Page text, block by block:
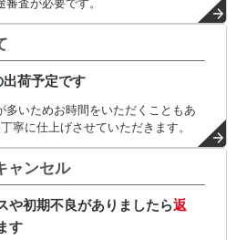
査が必要です。
出荷予定です
多いためお時間をいただくこともあ
寧に仕上げさせていただきます。
ャンセル
や初期不良がありましたら返
す